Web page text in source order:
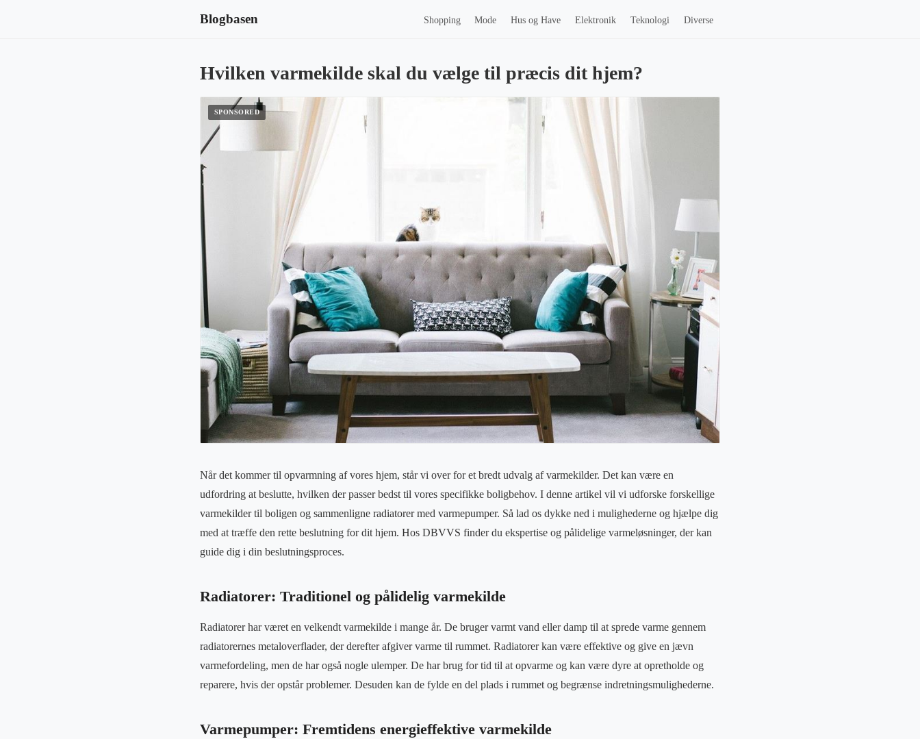
Blogbasen Shopping Mode Hus og Have Elektronik Teknologi Diverse
Hvilken varmekilde skal du vælge til præcis dit hjem?
Når det kommer til opvarmning af vores hjem, står vi over for et bredt udvalg af varmekilder. Det kan være en
udfordring at beslutte, hvilken der passer bedst til vores specifikke boligbehov. I denne artikel vil vi udforske forskellige
varmekilder til boligen og sammenligne radiatorer med varmepumper. Så lad os dykke ned i mulighederne og hjælpe dig
med at træffe den rette beslutning for dit hjem. Hos DBVVS finder du ekspertise og pålidelige varmeløsninger, der kan
guide dig i din beslutningsproces.
Radiatorer: Traditionel og pålidelig varmekilde
Radiatorer har været en velkendt varmekilde i mange år. De bruger varmt vand eller damp til at sprede varme gennem
radiatorernes metaloverflader, der derefter afgiver varme til rummet. Radiatorer kan være effektive og give en jævn
varmefordeling, men de har også nogle ulemper. De har brug for tid til at opvarme og kan være dyre at opretholde og
reparere, hvis der opstår problemer. Desuden kan de fylde en del plads i rummet og begrænse indretningsmulighederne.
Varmepumper: Fremtidens energieffektive varmekilde